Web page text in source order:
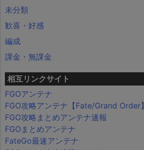
未分類
歓喜・好感
編成
課金・無課金
相互リンクサイト
FGOアンテナ
FGO攻略アンテナ【Fate/Grand Order】
FGO攻略まとめアンテナ速報
FGOまとめアンテナ
FateGo最速アンテナ